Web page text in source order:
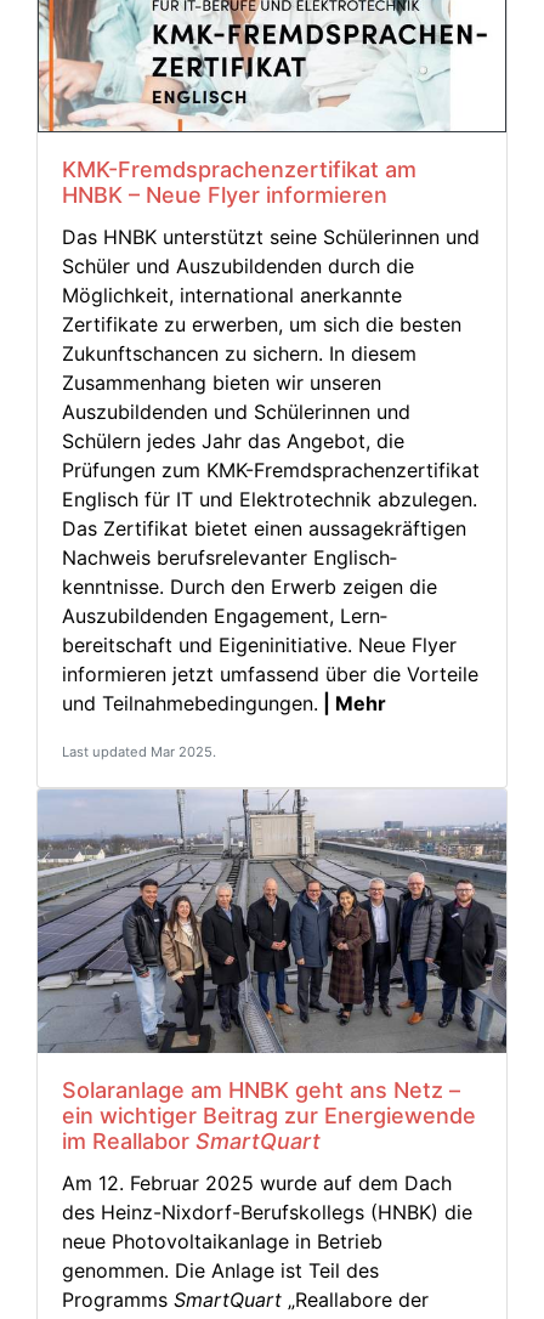
KMK-Fremdsprachenzertifikat am
HNBK – Neue Flyer informieren
Das HNBK unterstützt seine Schülerinnen und
Schüler und Auszubildenden durch die
Möglichkeit, international anerkannte
Zertifikate zu erwerben, um sich die besten
Zukunftschancen zu sichern. In diesem
Zusammenhang bieten wir unseren
Auszubildenden und Schülerinnen und
Schülern jedes Jahr das Angebot, die
Prüfungen zum KMK-Fremdsprachenzertifikat
Englisch für IT und Elektrotechnik abzulegen.
Das Zertifikat bietet einen aussagekräftigen
Nachweis berufsrelevanter Englisch­
kenntnisse. Durch den Erwerb zeigen die
Auszubildenden Engagement, Lern­
bereitschaft und Eigeninitiative. Neue Flyer
informieren jetzt umfassend über die Vorteile
und Teilnahme­bedingungen. | Mehr
Last updated Mar 2025.
Solaranlage am HNBK geht ans Netz –
ein wichtiger Beitrag zur Energiewende
im Reallabor SmartQuart
Am 12. Februar 2025 wurde auf dem Dach
des Heinz-Nixdorf-Berufskollegs (HNBK) die
neue Photovoltaikanlage in Betrieb
genommen. Die Anlage ist Teil des
Programms SmartQuart „Reallabore der